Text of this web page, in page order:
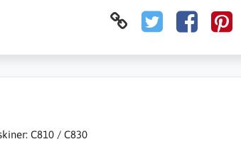
C810 / C830